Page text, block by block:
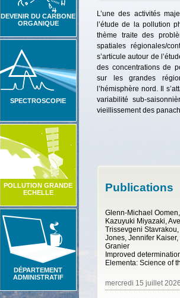
DEVENIR DU CARBONE
ORGANIQUE
SPECTROSCOPIE
POLLUTION GRANDE
ECHELLE
DÉPARTEMENT
ADMINISTRATIF
L’une des activités
l’étude de la pollution
thème traite des
spatiales régionales/
s’articule autour de
des concentrations de
sur les grandes
l’hémisphère nord. Il
variabilité sub-
vieillissement des
Publications
Glenn-Michael
Kazuyuki Miyazaki,
Trissevgeni Stavrakou,
Jones, Jennifer
Granier
Elementa: Science of
mercredi 15 juillet